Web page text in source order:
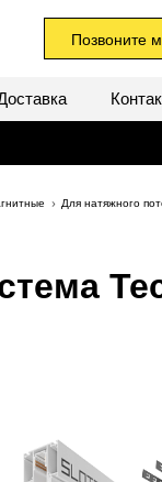
Позвоните
Для натяжного